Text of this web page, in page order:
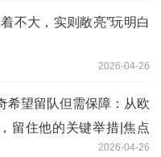
不大，实则敞亮”玩明白
2026-04-26
希望留队但需保障：从欧
留住他的关键举措|焦点
2026-04-26